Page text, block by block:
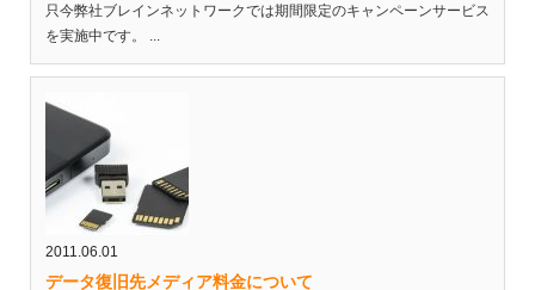
只今弊社ブレインネットワークでは期間限定のキャンペーンサービス
を実施中です。 ...
2011.06.01
データ復旧先メディア料金について